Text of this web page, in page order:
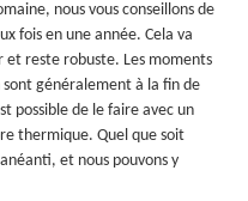
nous vous conseillons de
fois en une année. Cela va
et reste robuste. Les moments
généralement à la fin de
possible de le faire avec un
thermique. Quel que soit
et nous pouvons y